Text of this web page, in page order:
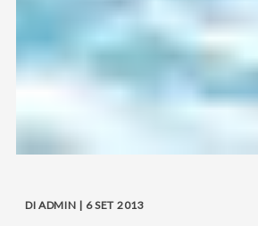
DI ADMIN | 6 SET 2013